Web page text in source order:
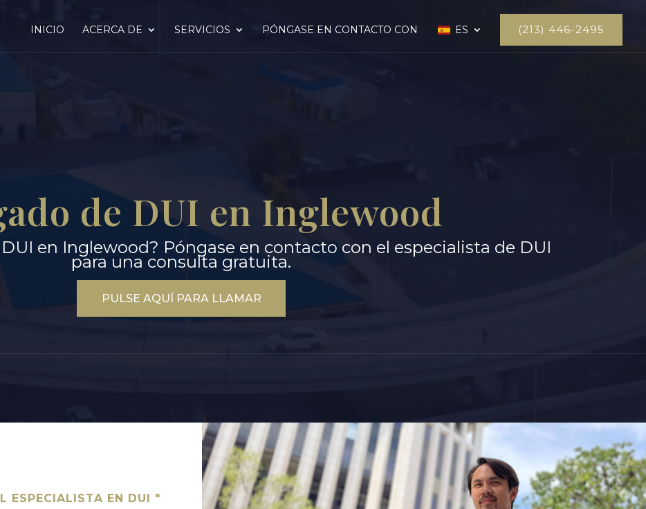
INICIO ACERCA DE SERVICIOS PÓNGASE EN CONTACTO CON ES (213) 446-2495
de DUI en Inglewood
en Inglewood? Póngase en contacto con el especialista de DUI
para una consulta gratuita.
PULSE AQUÍ PARA LLAMAR
ESPECIALISTA EN DUI "